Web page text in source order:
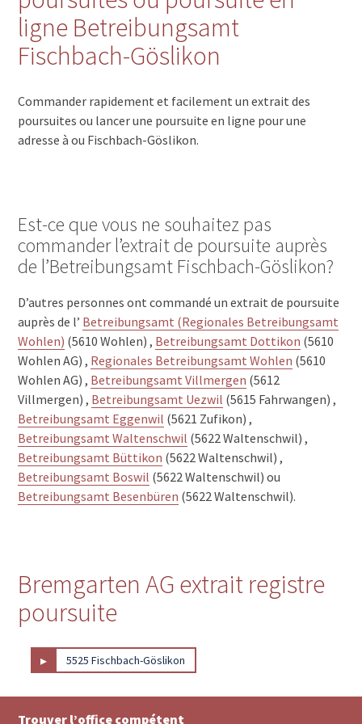
ligne Betreibungsamt
Fischbach-Göslikon
Commander rapidement et facilement un extrait des
poursuites ou lancer une poursuite en ligne pour une
adresse à ou Fischbach-Göslikon.
Est-ce que vous ne souhaitez pas
commander l’extrait de poursuite auprès
de l’Betreibungsamt Fischbach-Göslikon?
D’autres personnes ont commandé un extrait de poursuite
auprès de l’ Betreibungsamt (Regionales Betreibungsamt
Wohlen) (5610 Wohlen) , Betreibungsamt Dottikon (5610
Wohlen AG) , Regionales Betreibungsamt Wohlen (5610
Wohlen AG) , Betreibungsamt Villmergen (5612
Villmergen) , Betreibungsamt Uezwil (5615 Fahrwangen) ,
Betreibungsamt Eggenwil (5621 Zufikon) ,
Betreibungsamt Waltenschwil (5622 Waltenschwil) ,
Betreibungsamt Büttikon (5622 Waltenschwil) ,
Betreibungsamt Boswil (5622 Waltenschwil) ou
Betreibungsamt Besenbüren (5622 Waltenschwil).
Bremgarten AG extrait registre
poursuite
▸ 5525 Fischbach-Göslikon
Trouver l’office compétent